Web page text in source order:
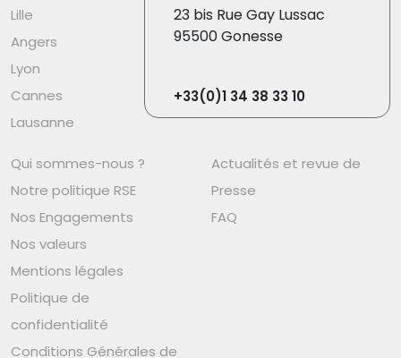
Lille
Angers
Lyon
Cannes
Lausanne
23 bis Rue Gay Lussac
95500 Gonesse
+33(0)1 34 38 33 10
Qui sommes-nous ?
Notre politique RSE
Nos Engagements
Nos valeurs
Mentions légales
Politique de
confidentialité
Conditions Générales de
Actualités et revue de
Presse
FAQ